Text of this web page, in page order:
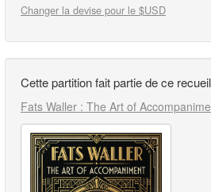
Changer la devise pour le $USD
Cette partition fait partie de ce
Fats Waller : The Art of